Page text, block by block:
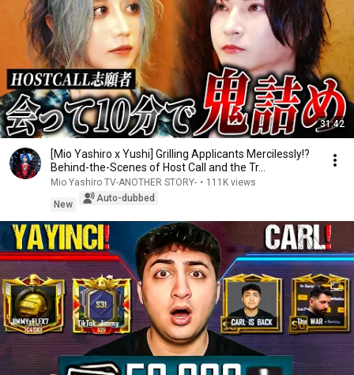
31:42
[Mio Yashiro x Yushi] Grilling Applicants Mercilessly!?
Behind-the-Scenes of Host Call and the Tr...
Mio Yashiro TV-ANOTHER STORY- • 111K views
New
Auto-dubbed